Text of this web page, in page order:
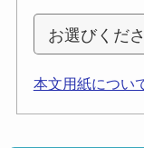
本文用紙につい